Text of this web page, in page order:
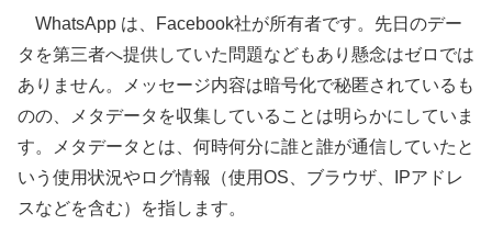
WhatsApp は、Facebook社が所有者です。先日のデー
タを第三者へ提供していた問題などもあり懸念はゼロでは
ありません。メッセージ内容は暗号化で秘匿されているも
のの、メタデータを収集していることは明らかにしていま
す。メタデータとは、何時何分に誰と誰が通信していたと
いう使用状況やログ情報（使用OS、ブラウザ、IPアドレ
スなどを含む）を指します。